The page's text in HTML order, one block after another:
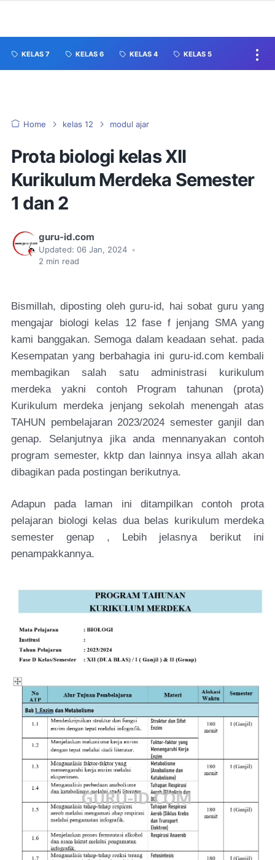
KELAS 7 KELAS 6 KELAS 4 KELAS 5
Home kelas 12 modul ajar
Prota biologi kelas XII
Kurikulum Merdeka Semester
1 dan 2
guru-id.com
Updated: 06 Jan, 2024 •
2 min read
Bismillah, diposting oleh guru-id, hai sobat guru yang
mengajar biologi kelas 12 fase f jenjang SMA yang
kami banggakan. Semoga dalam keadaan sehat. pada
Kesempatan yang berbahagia ini guru-id.com kembali
membagikan salah satu administrasi kurikulum
merdeka yakni contoh Program tahunan (prota)
Kurikulum merdeka jenjang sekolah menengah atas
TAHUN pembelajaran 2023/2024 semester ganjil dan
genap. Selanjutnya jika anda mennanyakan contoh
program semester, kktp dan lainnya insya allah akan
dibagikan pada postingan berikutnya.
Adapun pada laman ini ditampilkan contoh prota
pelajaran biologi kelas dua belas kurikulum merdeka
semester genap , Lebih jelasnya berikut ini
penampakkannya.